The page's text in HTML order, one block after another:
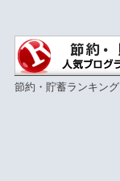
節約・貯蓄ランキング